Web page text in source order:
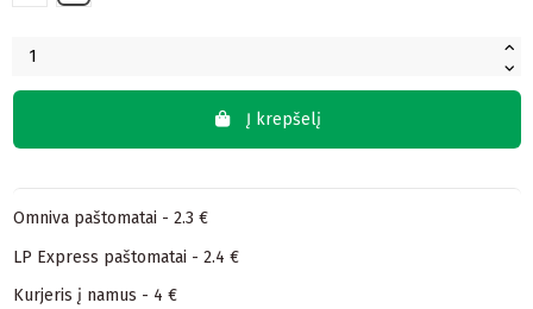
Į krepšelį
Omniva paštomatai - 2.3 €
LP Express paštomatai - 2.4 €
Kurjeris į namus - 4 €